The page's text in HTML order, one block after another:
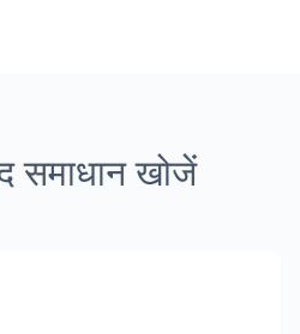
समाधान खोजें